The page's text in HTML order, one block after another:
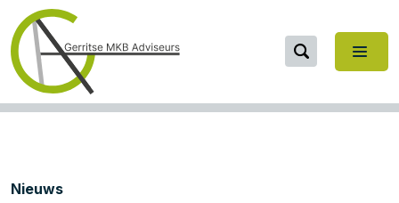
Nieuws